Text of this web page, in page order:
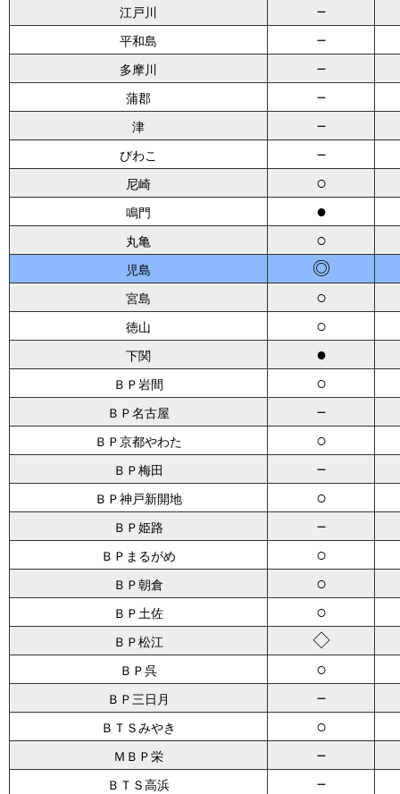
江戸川
－
平和島 －
多摩川 －
蒲郡 －
津 －
びわこ －
尼崎 ○
鳴門 ●
丸亀 ○
児島 ◎
宮島 ○
徳山 ○
下関 ●
ＢＰ岩間 ○
ＢＰ名古屋 －
ＢＰ京都やわた ○
ＢＰ梅田 －
ＢＰ神戸新開地 ○
ＢＰ姫路 －
ＢＰまるがめ ○
ＢＰ朝倉 ○
ＢＰ土佐 ○
ＢＰ松江 ◇
ＢＰ呉 ○
ＢＰ三日月 －
ＢＴＳみやき ○
ＭＢＰ栄 －
ＢＴＳ高浜 －